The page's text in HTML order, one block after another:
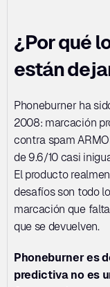
¿Por qué
están
Phoneburner ha
2008: marcación
contra spam
de 9.6/10 casi
El producto
desafíos son todo
marcación que
que se devuelven.
Phoneburner es
predictiva no es